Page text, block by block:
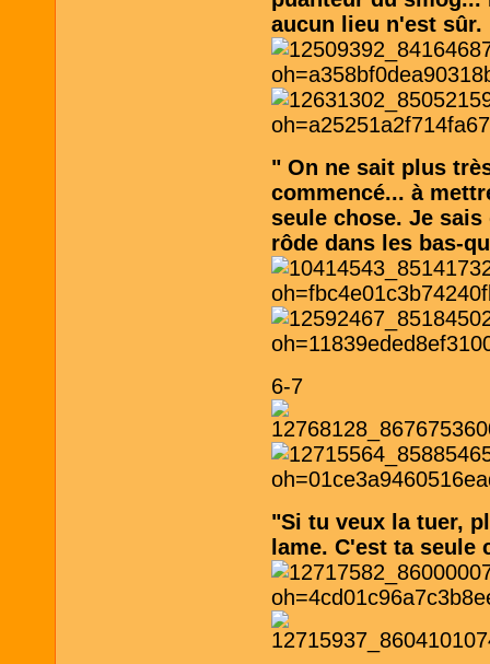
aucun lieu n'est sûr.
" On ne sait plus
commencé... à
seule chose. Je
rôde dans les bas-
6-7
"Si tu veux la tuer,
lame. C'est ta seule